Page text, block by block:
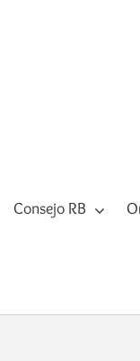
Consejo RB